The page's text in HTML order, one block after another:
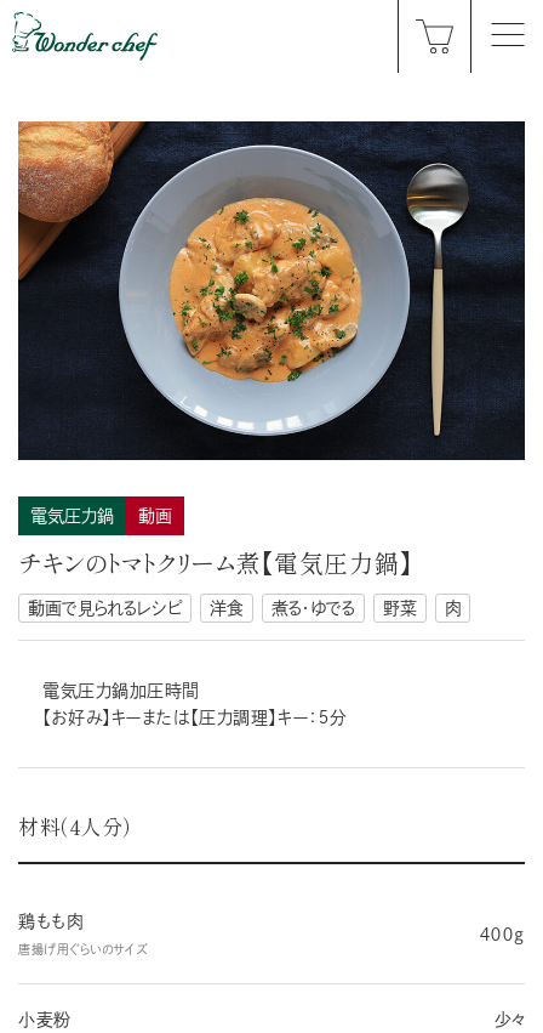
電気圧力鍋 動画
チキンのトマトクリーム煮【電気圧力鍋】
動画で見られるレシピ 洋食 煮る・ゆでる 野菜 肉
電気圧力鍋加圧時間
【お好み】キーまたは【圧力調理】キー：５分
材料（4人分）
鶏もも肉
唐揚げ用ぐらいのサイズ
４００g
小麦粉 少々